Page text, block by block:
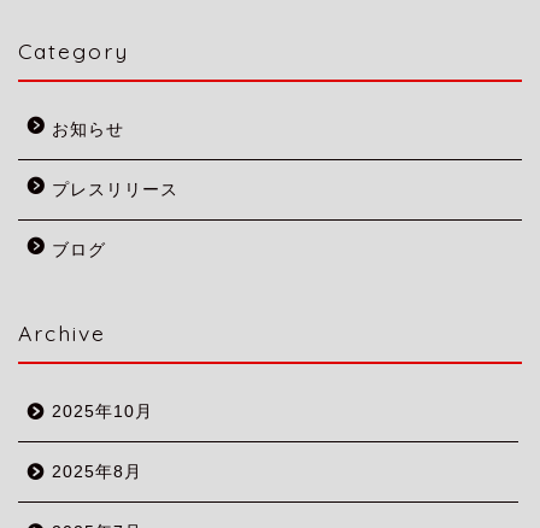
Category
お知らせ
プレスリリース
ブログ
Archive
2025年10月
2025年8月